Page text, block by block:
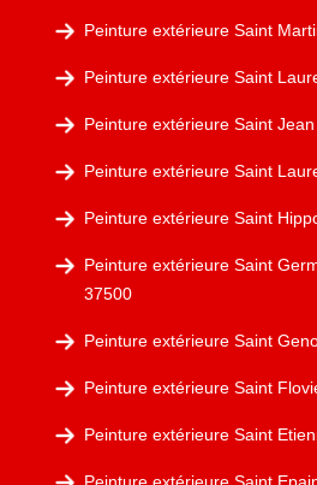
Peinture extérieure Saint
Peinture extérieure Saint
Peinture extérieure Saint
Peinture extérieure Saint
Peinture extérieure Saint
Peinture extérieure Saint
37500
Peinture extérieure Saint
Peinture extérieure Saint
Peinture extérieure Saint